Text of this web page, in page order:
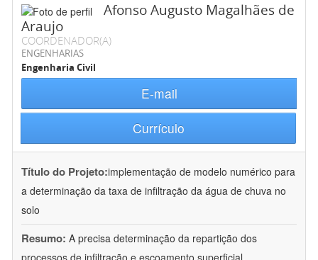
Afonso Augusto Magalhães de
Araujo
COORDENADOR(A)
ENGENHARIAS
Engenharia Civil
E-mail
Currículo
Título do Projeto:implementação de modelo numérico para
a determinação da taxa de infiltração da água de chuva no
solo
Resumo: A precisa determinação da repartição dos